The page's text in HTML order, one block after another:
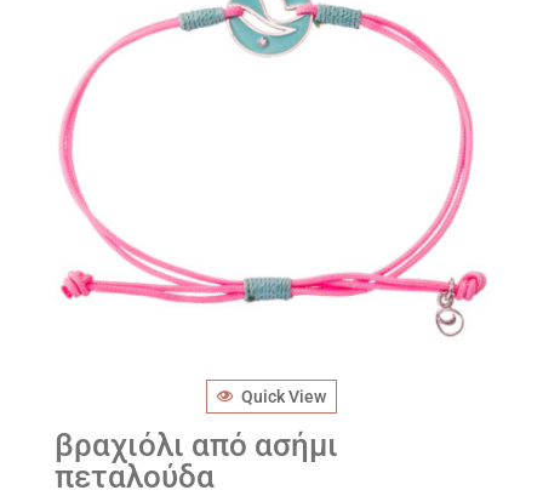
Quick View
βραχιόλι από ασήμι
πεταλούδα